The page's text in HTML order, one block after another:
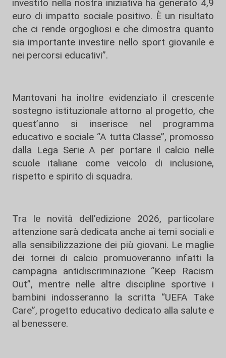
investito nella nostra iniziativa ha generato 4,9
euro di impatto sociale positivo. È un risultato
che ci rende orgogliosi e che dimostra quanto
sia importante investire nello sport giovanile e
nei percorsi educativi”.
Mantovani ha inoltre evidenziato il crescente
sostegno istituzionale attorno al progetto, che
quest’anno si inserisce nel programma
educativo e sociale “A tutta Classe”, promosso
dalla Lega Serie A per portare il calcio nelle
scuole italiane come veicolo di inclusione,
rispetto e spirito di squadra.
Tra le novità dell’edizione 2026, particolare
attenzione sarà dedicata anche ai temi sociali e
alla sensibilizzazione dei più giovani. Le maglie
dei tornei di calcio promuoveranno infatti la
campagna antidiscriminazione “Keep Racism
Out”, mentre nelle altre discipline sportive i
bambini indosseranno la scritta “UEFA Take
Care”, progetto educativo dedicato alla salute e
al benessere.